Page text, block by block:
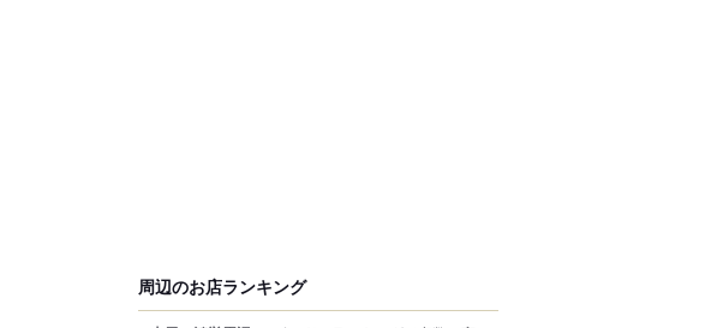
周辺のお店ランキング